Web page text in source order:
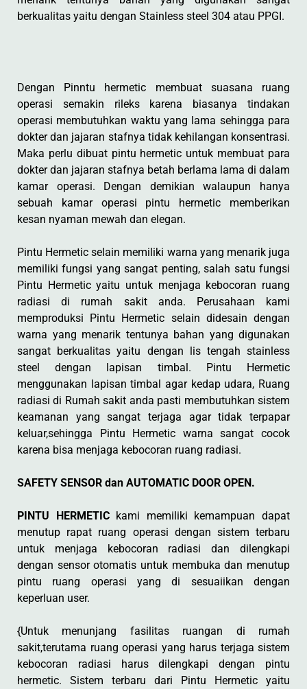
berkualitas yaitu dengan Stainless steel 304 atau PPGI.
Dengan Pinntu hermetic membuat suasana ruang
operasi semakin rileks karena biasanya tindakan
operasi membutuhkan waktu yang lama sehingga para
dokter dan jajaran stafnya tidak kehilangan konsentrasi.
Maka perlu dibuat pintu hermetic untuk membuat para
dokter dan jajaran stafnya betah berlama lama di dalam
kamar operasi. Dengan demikian walaupun hanya
sebuah kamar operasi pintu hermetic memberikan
kesan nyaman mewah dan elegan.
Pintu Hermetic selain memiliki warna yang menarik juga
memiliki fungsi yang sangat penting, salah satu fungsi
Pintu Hermetic yaitu untuk menjaga kebocoran ruang
radiasi di rumah sakit anda. Perusahaan kami
memproduksi Pintu Hermetic selain didesain dengan
warna yang menarik tentunya bahan yang digunakan
sangat berkualitas yaitu dengan lis tengah stainless
steel dengan lapisan timbal. Pintu Hermetic
menggunakan lapisan timbal agar kedap udara, Ruang
radiasi di Rumah sakit anda pasti membutuhkan sistem
keamanan yang sangat terjaga agar tidak terpapar
keluar,sehingga Pintu Hermetic warna sangat cocok
karena bisa menjaga kebocoran ruang radiasi.
SAFETY SENSOR dan AUTOMATIC DOOR OPEN.
PINTU HERMETICkami memiliki kemampuan dapat
menutup rapat ruang operasi dengan sistem terbaru
untuk menjaga kebocoran radiasi dan dilengkapi
dengan sensor otomatis untuk membuka dan menutup
pintu ruang operasi yang di sesuaiikan dengan
keperluan user.
{Untuk menunjang fasilitas ruangan di rumah
sakit,terutama ruang operasi yang harus terjaga sistem
kebocoran radiasi harus dilengkapi dengan pintu
hermetic. Sistem terbaru dari Pintu Hermetic yaitu